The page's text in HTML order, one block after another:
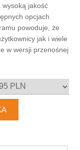
wysoką jakość
opcjach
powoduje, że
jak i wiele
w wersji przenośnej